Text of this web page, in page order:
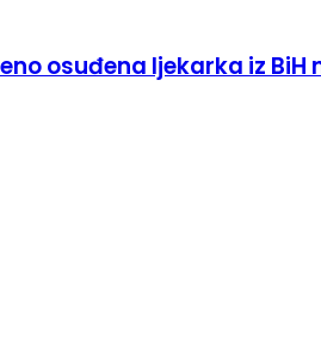
osuđena ljekarka iz